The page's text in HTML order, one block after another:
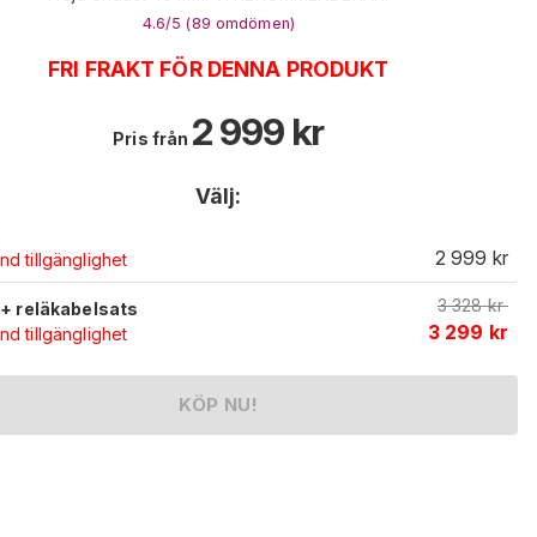
4.6/5 (89 omdömen)
FRI FRAKT FÖR DENNA PRODUKT
Pris från 2 999 kr
Välj:
tillgänglighet
2 999 kr
+ reläkabelsats
tillgänglighet
3 328 kr
3 299 kr
KÖP NU!